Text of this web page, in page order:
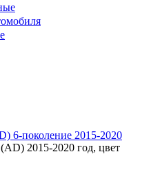
6-поколение 2015-2020
2015-2020 год, цвет